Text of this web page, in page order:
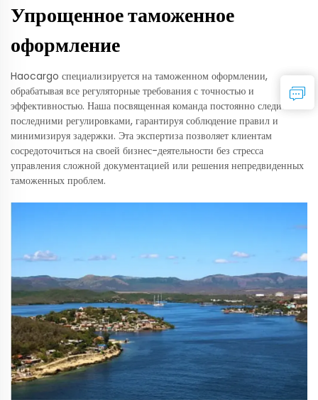
Упрощенное таможенное
оформление
Haocargo специализируется на таможенном оформлении,
обрабатывая все регуляторные требования с точностью и
эффективностью. Наша посвященная команда постоянно следит за
последними регулировками, гарантируя соблюдение правил и
минимизируя задержки. Эта экспертиза позволяет клиентам
сосредоточиться на своей бизнес-деятельности без стресса
управления сложной документацией или решения непредвиденных
таможенных проблем.